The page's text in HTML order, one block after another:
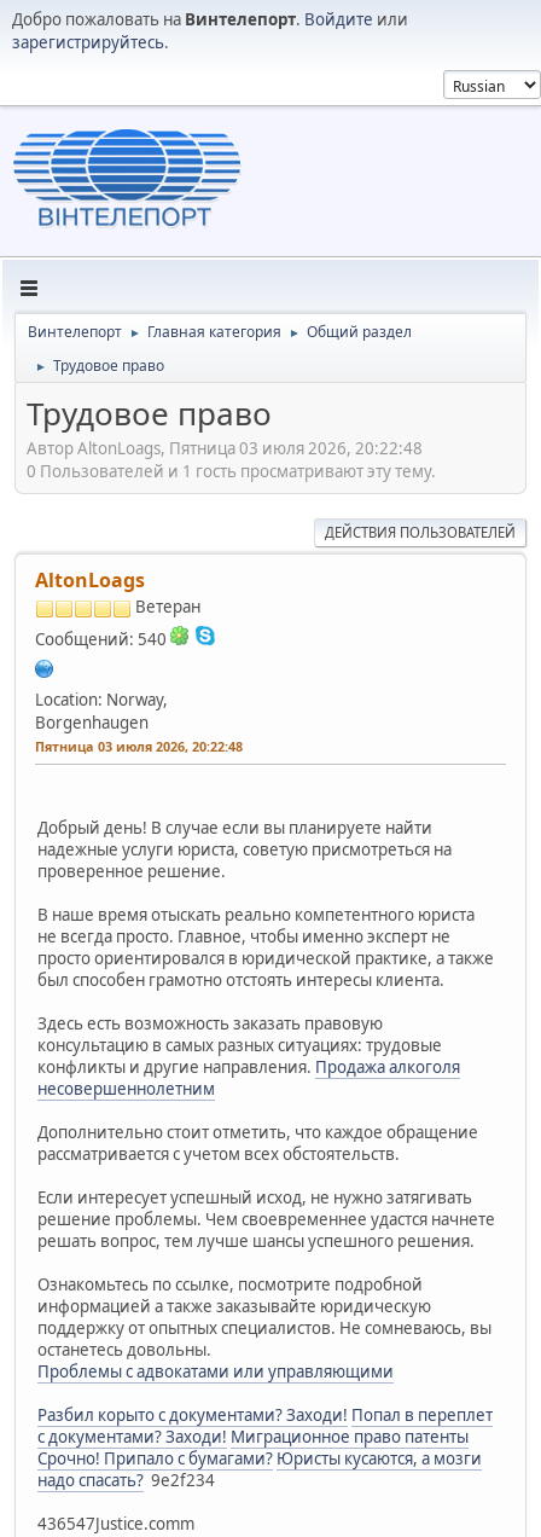
Добро пожаловать на Винтелепорт. Войдите или
зарегистрируйтесь.
Винтелепорт ► Главная категория ► Общий раздел
► Трудовое право
Трудовое право
Автор AltonLoags, Пятница 03 июля 2026, 20:22:48
0 Пользователей и 1 гость просматривают эту тему.
ДЕЙСТВИЯ ПОЛЬЗОВАТЕЛЕЙ
AltonLoags
Ветеран
Сообщений: 540
Location: Norway,
Borgenhaugen
Пятница 03 июля 2026, 20:22:48
Добрый день! В случае если вы планируете найти
надежные услуги юриста, советую присмотреться на
проверенное решение.
В наше время отыскать реально компетентного юриста
не всегда просто. Главное, чтобы именно эксперт не
просто ориентировался в юридической практике, а также
был способен грамотно отстоять интересы клиента.
Здесь есть возможность заказать правовую
консультацию в самых разных ситуациях: трудовые
конфликты и другие направления. Продажа алкоголя
несовершеннолетним
Дополнительно стоит отметить, что каждое обращение
рассматривается с учетом всех обстоятельств.
Если интересует успешный исход, не нужно затягивать
решение проблемы. Чем своевременнее удастся начнете
решать вопрос, тем лучше шансы успешного решения.
Ознакомьтесь по ссылке, посмотрите подробной
информацией а также заказывайте юридическую
поддержку от опытных специалистов. Не сомневаюсь, вы
останетесь довольны.
Проблемы с адвокатами или управляющими
Разбил корыто с документами? Заходи! Попал в переплет
с документами? Заходи! Миграционное право патенты
Срочно! Припало с бумагами? Юристы кусаются, а мозги
надо спасать? 9e2f234
436547Justice.comm